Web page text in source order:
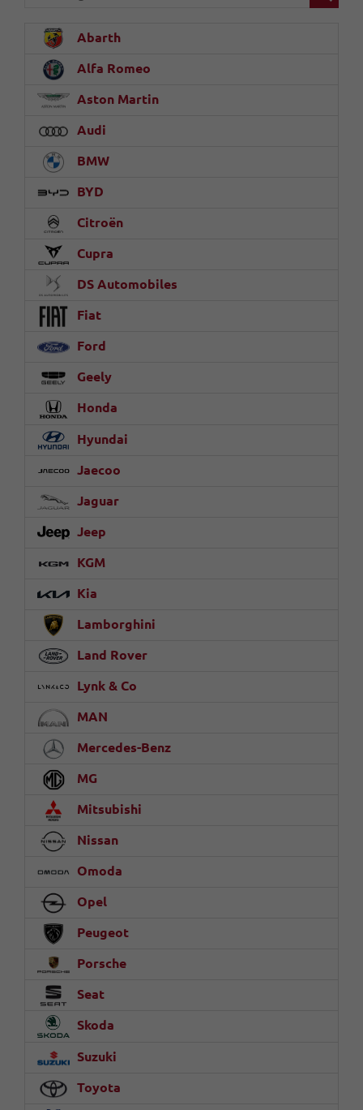
Abarth
Alfa Romeo
Aston Martin
Audi
BMW
BYD
Citroën
Cupra
DS Automobiles
Fiat
Ford
Geely
Honda
Hyundai
Jaecoo
Jaguar
Jeep
KGM
Kia
Lamborghini
Land Rover
Lynk & Co
MAN
Mercedes-Benz
MG
Mitsubishi
Nissan
Omoda
Opel
Peugeot
Porsche
Seat
Skoda
Suzuki
Toyota